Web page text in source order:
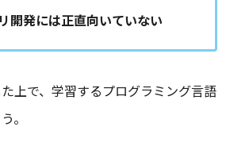
開発には正直向いていない
上で、学習するプログラミング言語
。